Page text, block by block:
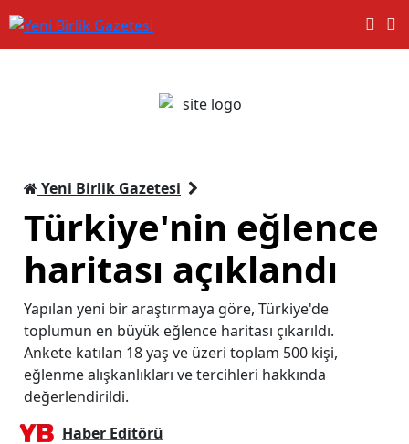
Yeni Birlik Gazetesi
Türkiye'nin eğlence
haritası açıklandı
Yapılan yeni bir araştırmaya göre, Türkiye'de
toplumun en büyük eğlence haritası çıkarıldı.
Ankete katılan 18 yaş ve üzeri toplam 500 kişi,
eğlenme alışkanlıkları ve tercihleri hakkında
değerlendirildi.
Haber Editörü